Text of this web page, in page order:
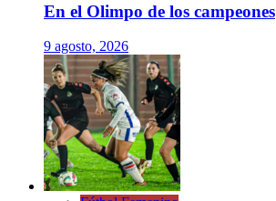
En el Olimpo de los campeones
9 agosto, 2026